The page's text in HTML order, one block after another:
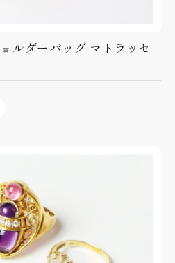
ルダーバッグ マトラッセ